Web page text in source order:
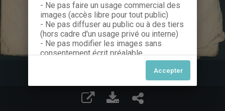
- Ne pas faire un usage commercial des
images (accès libre pour tout public)
- Ne pas diffuser au public ou à des tiers
(hors cadre d'un usage privé ou interne)
- Ne pas modifier les images sans
consentement écrit préalable
Dans le cas contraire, nous vous invitons
à nous contacter afin de solliciter le type
de Licence souhaitée parmi celles
proposées et le cas échéant, acquitter